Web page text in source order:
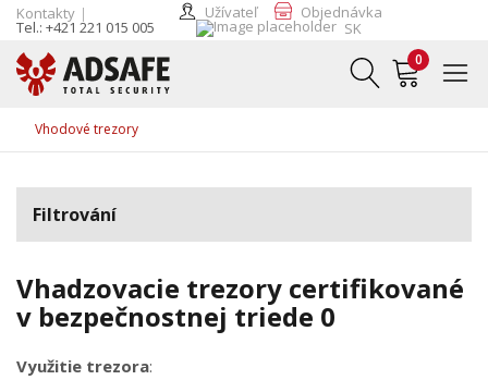
Kontakty
Tel.: +421 221 015 005
Užívateľ
Objednávka
SK
0
Vhodové trezory
Filtrování
Vhadzovacie trezory certifikované
v bezpečnostnej triede 0
Využitie trezora: